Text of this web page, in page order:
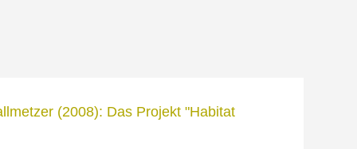
(2008): Das Projekt "Habitat